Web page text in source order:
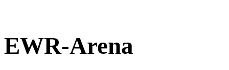
EWR-Arena